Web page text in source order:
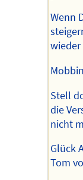
Wenn
wieder
Stell
die
nicht
Glück
Tom